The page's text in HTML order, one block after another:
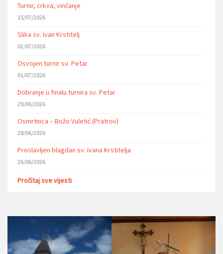
Turnir, crkva, vinčanje
15/07/2026
Slika sv. Ivan Krstitelj
02/07/2026
Osvojen turnir sv. Petar
01/07/2026
Dobranje u finalu turnira sv. Petar
29/06/2026
Osmrtnica – Božo Vuletić (Pratrov)
28/06/2026
Proslavljen blagdan sv. Ivana Krstitelja
26/06/2026
Pročitaj sve vijesti